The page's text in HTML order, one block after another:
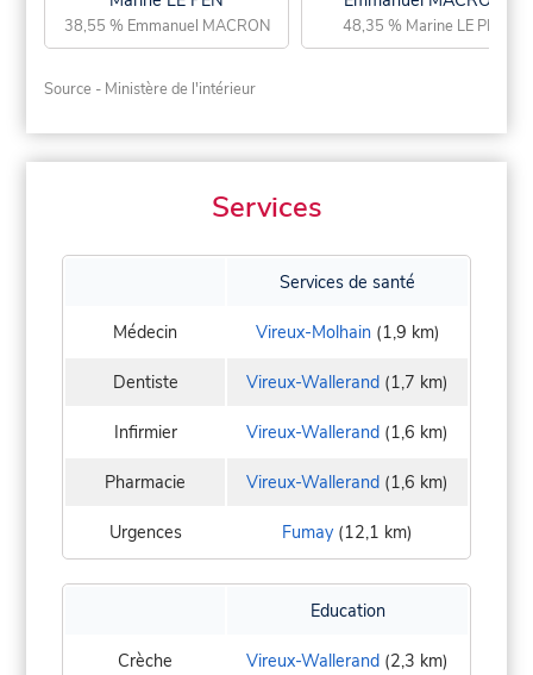
38,55 % Emmanuel MACRON 48,35 % Marine LE PEN
Source - Ministère de l'intérieur
Services
Services de santé
Médecin Vireux-Molhain(1,9 km)
Dentiste Vireux-Wallerand (1,7 km)
Infirmier Vireux-Wallerand (1,6 km)
Pharmacie Vireux-Wallerand (1,6 km)
Urgences Fumay (12,1 km)
Education
Crèche Vireux-Wallerand (2,3 km)